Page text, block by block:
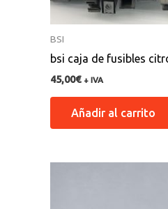
BSI
bsi caja de fusibles
45,00€ + IVA
Añadir al carrito